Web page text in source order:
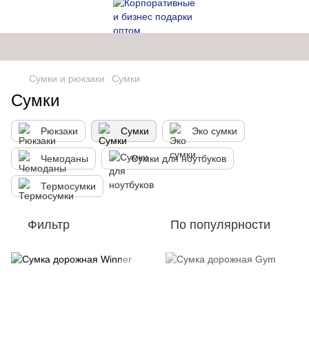
Сумки и рюкзаки Сумки
Сумки
Рюкзаки Сумки Эко сумки
Чемоданы Сумки для ноутбуков
Термосумки
Фильтр По популярности